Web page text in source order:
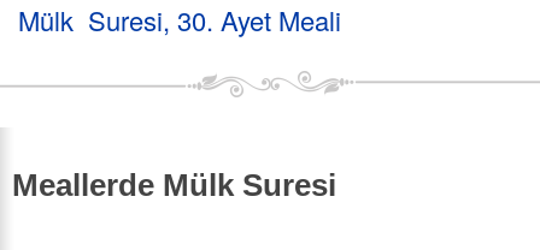
Mülk Suresi, 30. Ayet Meali
Meallerde Mülk Suresi